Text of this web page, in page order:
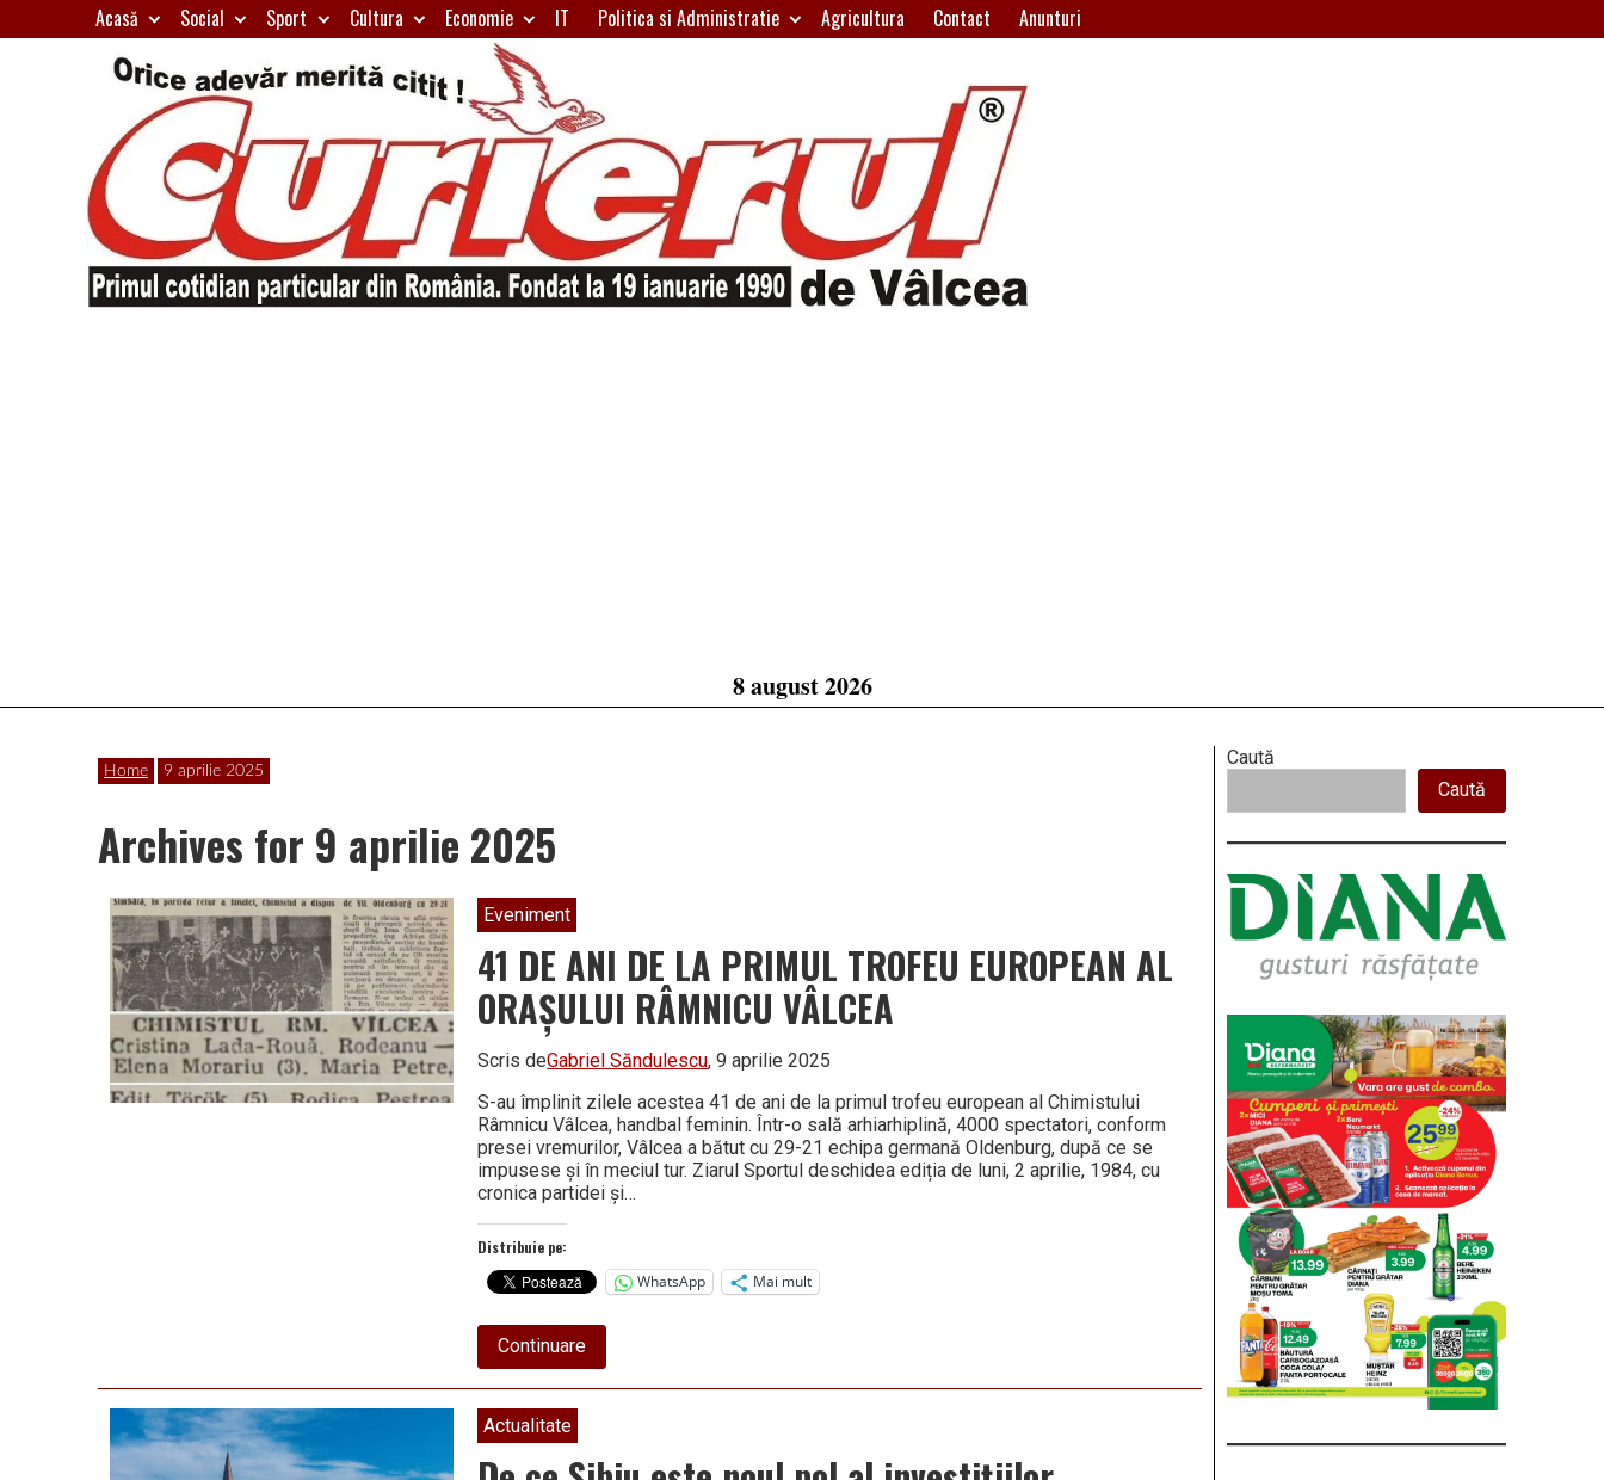
to
Acasă Social Sport Cultura Economie IT Politica si Administratie Agricultura Contact Anunturi
8 august 2026
Home 9 aprilie 2025
Archives for 9 aprilie 2025
Eveniment
41 DE ANI DE LA PRIMUL TROFEU EUROPEAN AL
ORAȘULUI RÂMNICU VÂLCEA
Scris deGabriel Săndulescu, 9 aprilie 2025
S-au împlinit zilele acestea 41 de ani de la primul trofeu european al Chimistului
Râmnicu Vâlcea, handbal feminin. Într-o sală arhiarhiplină, 4000 spectatori, conform
presei vremurilor, Vâlcea a bătut cu 29-21 echipa germană Oldenburg, după ce se
impusese și în meciul tur. Ziarul Sportul deschidea ediția de luni, 2 aprilie, 1984, cu
cronica partidei și…
Distribuie pe:
WhatsApp
Mai mult
Continuareabout
41
DE
PRIMUL
Actualitate
Right
Asides
Caută
Caută